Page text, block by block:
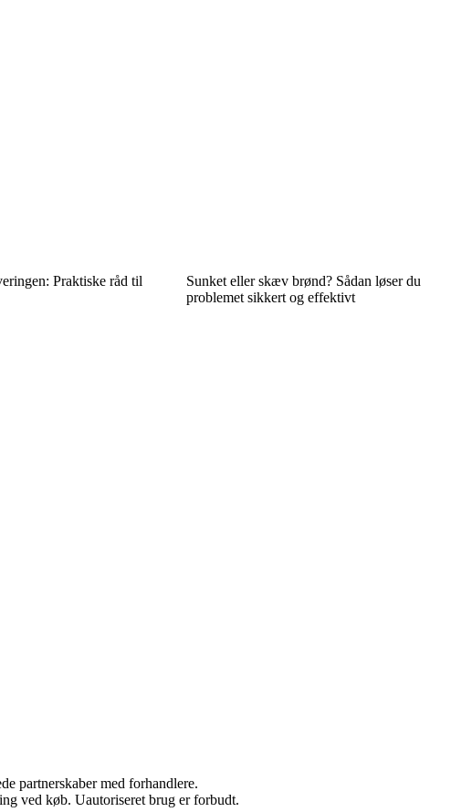
Praktiske råd til
Sunket eller skæv brønd? Sådan løser du
problemet sikkert og effektivt
partnerskaber med forhandlere.
ved køb. Uautoriseret brug er forbudt.